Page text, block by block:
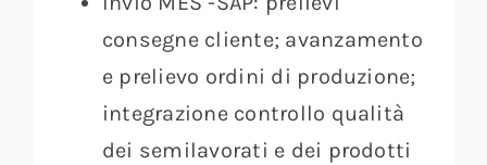
consegne cliente; avanzamento
e prelievo ordini di produzione;
integrazione controllo qualità
dei semilavorati e dei prodotti